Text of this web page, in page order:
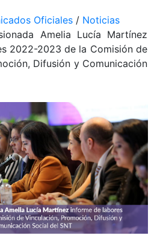
Oficiales / Noticias
Amelia Lucía Martínez
2022-2023 de la Comisión de
Difusión y Comunicación